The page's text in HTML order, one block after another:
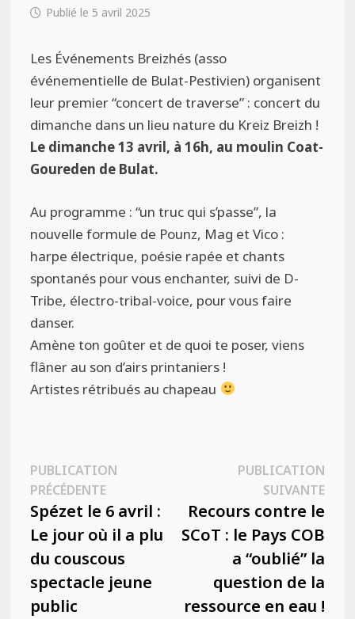
5 avril 2025
Les Événements Breizhés (asso
événementielle de Bulat-Pestivien) organisent
leur premier “concert de traverse” : concert du
dimanche dans un lieu nature du Kreiz Breizh !
Le dimanche 13 avril, à 16h, au moulin Coat-
Goureden de Bulat.
Au programme : “un truc qui s’passe”, la
nouvelle formule de Pounz, Mag et Vico :
harpe électrique, poésie rapée et chants
spontanés pour vous enchanter, suivi de D-
Tribe, électro-tribal-voice, pour vous faire
danser.
Amène ton goûter et de quoi te poser, viens
flâner au son d’airs printaniers !
Artistes rétribués au chapeau
Navigation
de
l’article
PUBLICATION
PRÉCÉDENTEPublication
précédente :
Spézet le 6 avril :
Le jour où il a plu
du couscous
spectacle jeune
public
PUBLICATION
SUIVANTE
Recours contre le
SCoT : le Pays COB
a “oublié” la
question de la
ressource en eau !